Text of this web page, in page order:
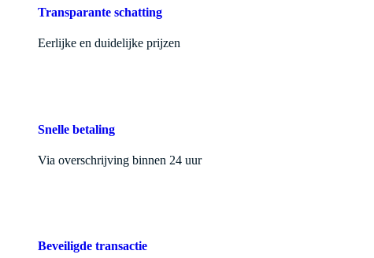
Transparante schatting
Eerlijke en duidelijke prijzen
Snelle betaling
Via overschrijving binnen 24 uur
Beveiligde transactie